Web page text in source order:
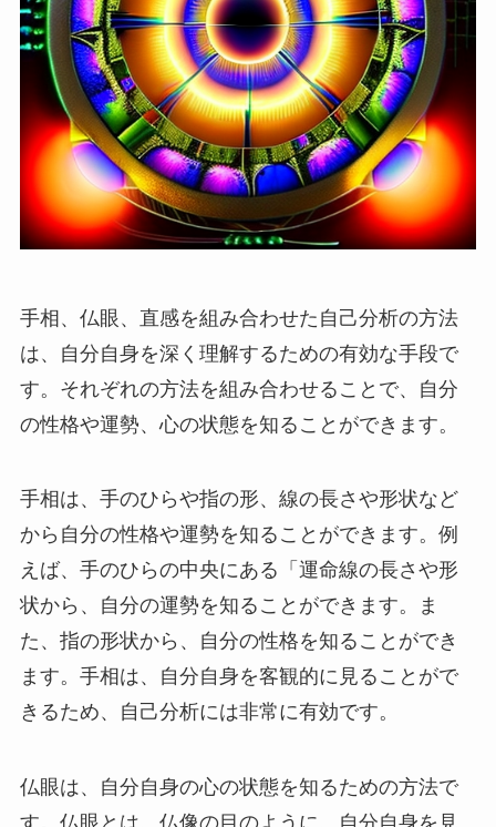
手相、仏眼、直感を組み合わせた自己分析の方法
は、自分自身を深く理解するための有効な手段で
す。それぞれの方法を組み合わせることで、自分
の性格や運勢、心の状態を知ることができます。
手相は、手のひらや指の形、線の長さや形状など
から自分の性格や運勢を知ることができます。例
えば、手のひらの中央にある「運命線の長さや形
状から、自分の運勢を知ることができます。ま
た、指の形状から、自分の性格を知ることができ
ます。手相は、自分自身を客観的に見ることがで
きるため、自己分析には非常に有効です。
仏眼は、自分自身の心の状態を知るための方法で